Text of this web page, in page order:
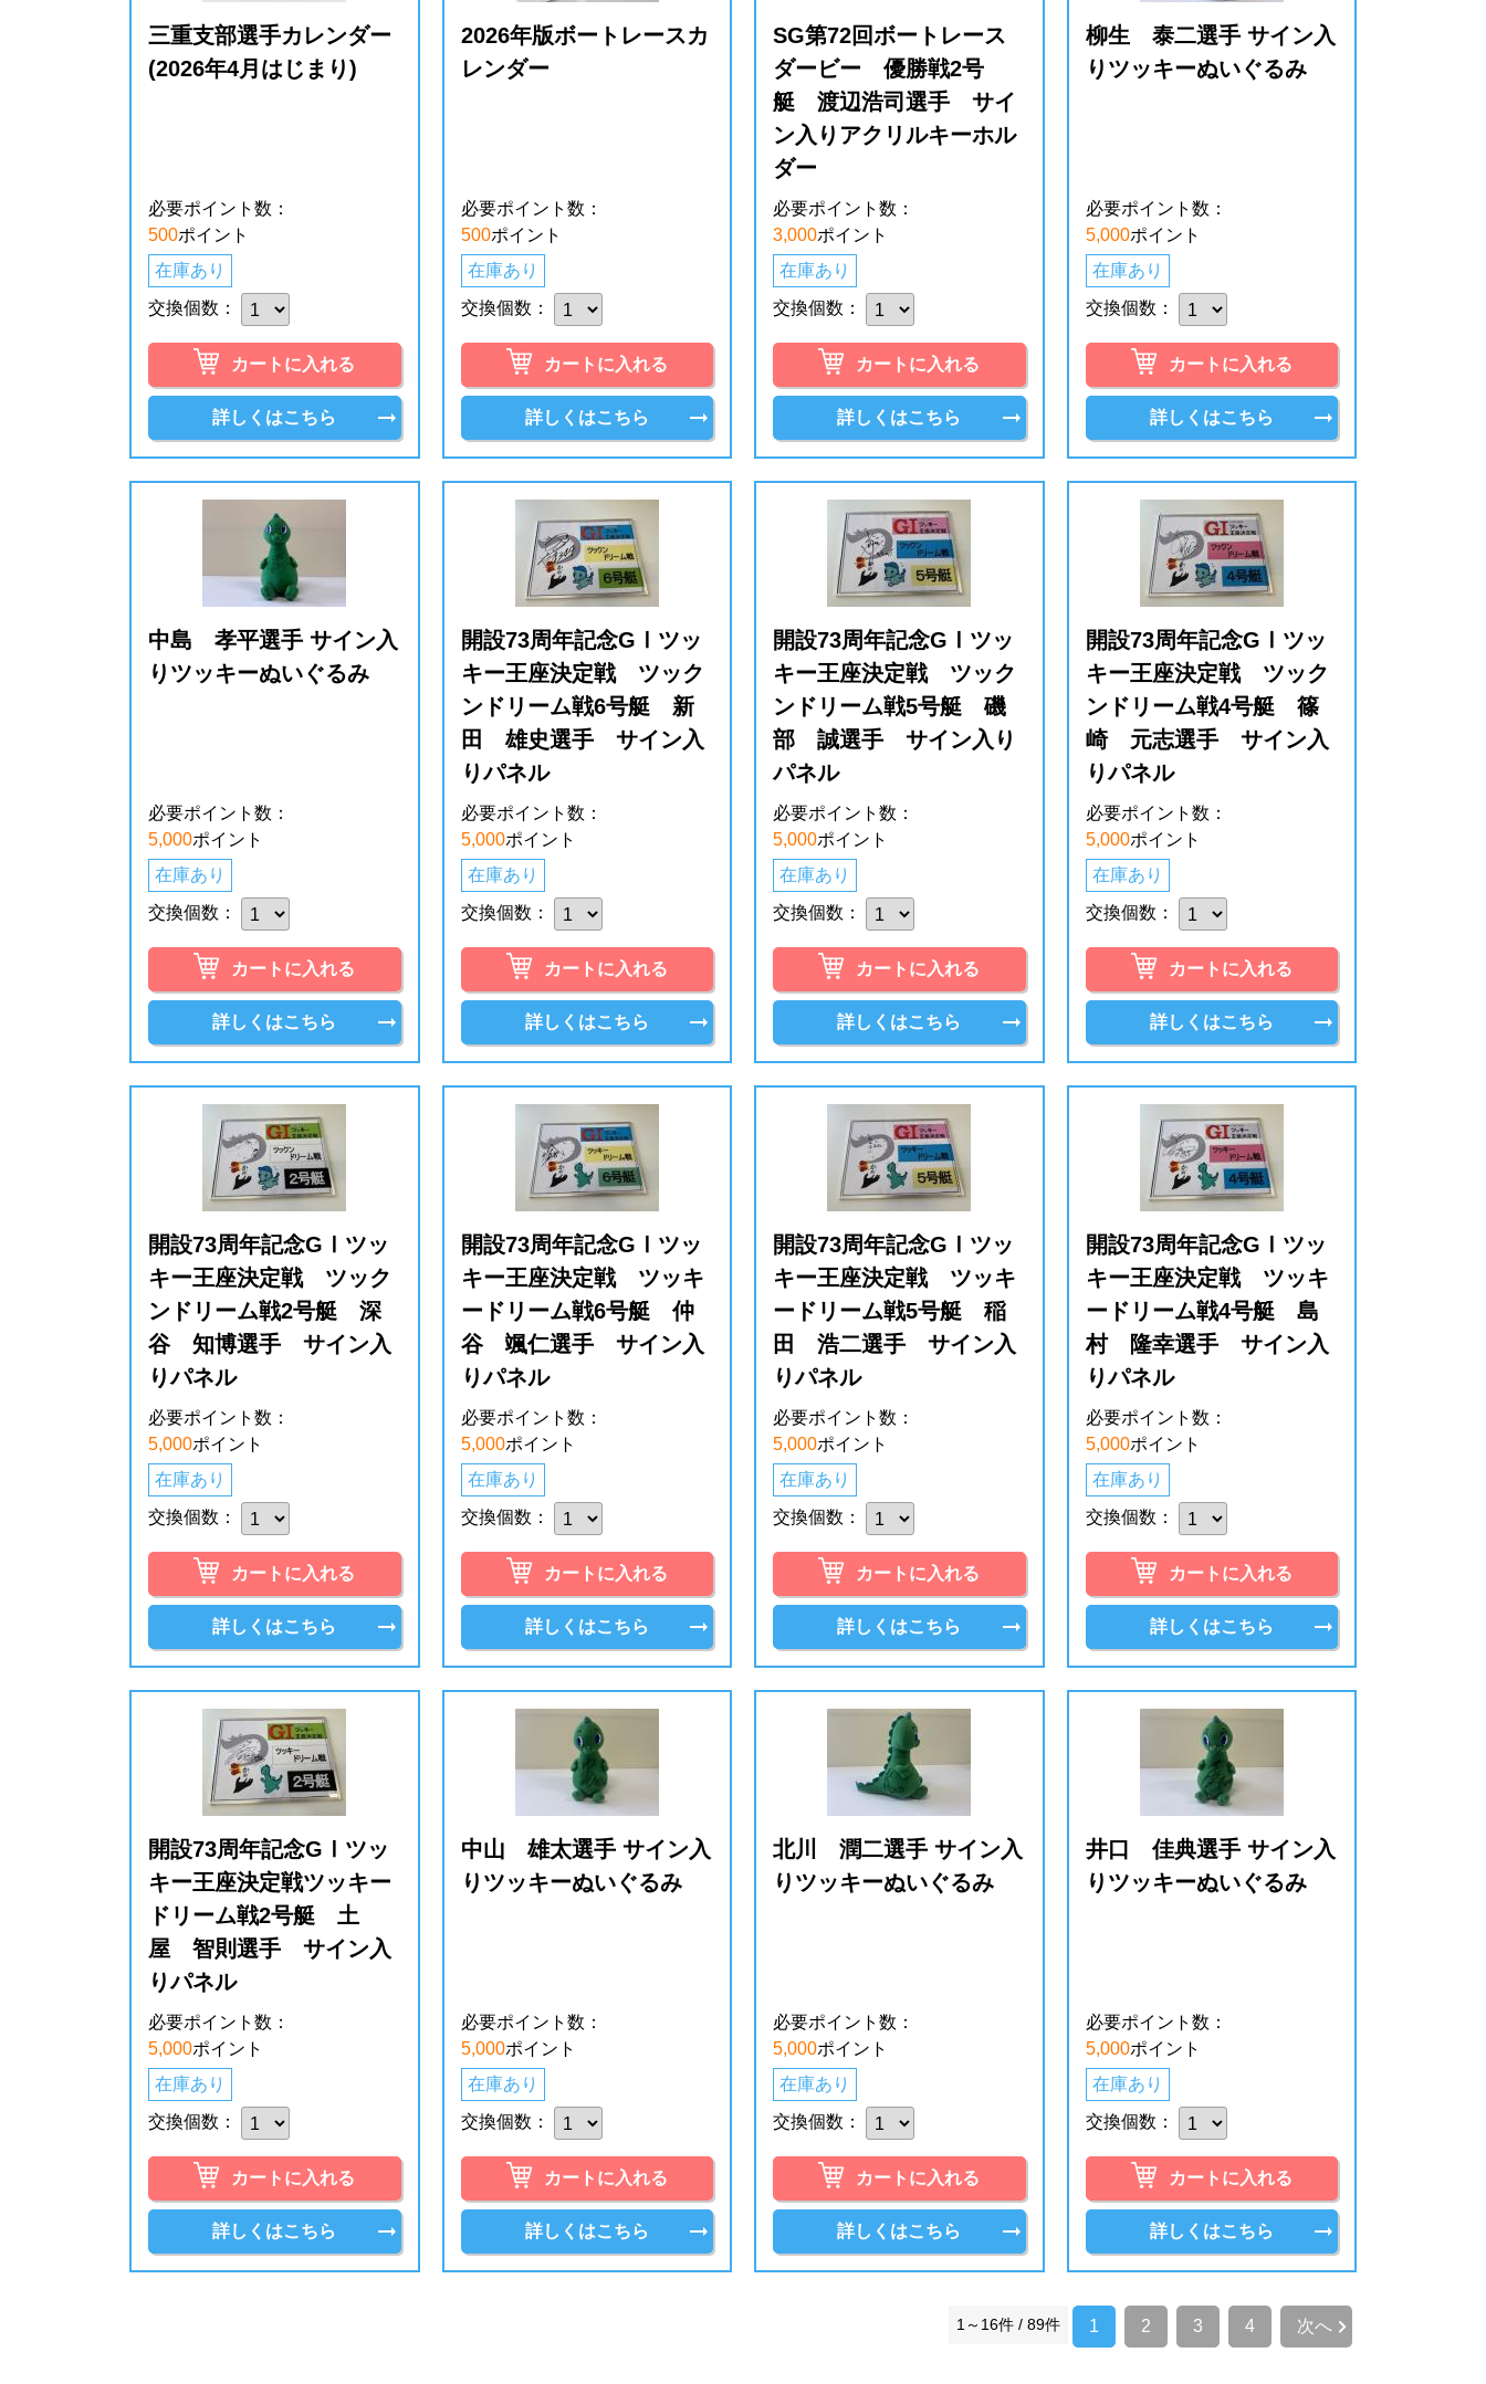
三重支部選手カレンダー
(2026年4月はじまり)
必要ポイント数：
500ポイント
在庫あり
交換個数：
カートに入れる
詳しくはこちら
2026年版ボートレースカ
レンダー
必要ポイント数：
500ポイント
在庫あり
交換個数：
カートに入れる
詳しくはこちら
SG第72回ボートレース
ダービー 優勝戦2号
艇 渡辺浩司選手 サイ
ン入りアクリルキーホル
ダー
必要ポイント数：
3,000ポイント
在庫あり
交換個数：
カートに入れる
詳しくはこちら
柳生 泰二選手 サイン入
りツッキーぬいぐるみ
必要ポイント数：
5,000ポイント
在庫あり
交換個数：
カートに入れる
詳しくはこちら
中島 孝平選手 サイン入
りツッキーぬいぐるみ
必要ポイント数：
5,000ポイント
在庫あり
交換個数：
カートに入れる
詳しくはこちら
開設73周年記念GⅠツッ
キー王座決定戦 ツック
ンドリーム戦6号艇 新
田 雄史選手 サイン入
りパネル
必要ポイント数：
5,000ポイント
在庫あり
交換個数：
カートに入れる
詳しくはこちら
開設73周年記念GⅠツッ
キー王座決定戦 ツック
ンドリーム戦5号艇 磯
部 誠選手 サイン入り
パネル
必要ポイント数：
5,000ポイント
在庫あり
交換個数：
カートに入れる
詳しくはこちら
開設73周年記念GⅠツッ
キー王座決定戦 ツック
ンドリーム戦4号艇 篠
崎 元志選手 サイン入
りパネル
必要ポイント数：
5,000ポイント
在庫あり
交換個数：
カートに入れる
詳しくはこちら
開設73周年記念GⅠツッ
キー王座決定戦 ツック
ンドリーム戦2号艇 深
谷 知博選手 サイン入
りパネル
必要ポイント数：
5,000ポイント
在庫あり
交換個数：
カートに入れる
詳しくはこちら
開設73周年記念GⅠツッ
キー王座決定戦 ツッキ
ードリーム戦6号艇 仲
谷 颯仁選手 サイン入
りパネル
必要ポイント数：
5,000ポイント
在庫あり
交換個数：
カートに入れる
詳しくはこちら
開設73周年記念GⅠツッ
キー王座決定戦 ツッキ
ードリーム戦5号艇 稲
田 浩二選手 サイン入
りパネル
必要ポイント数：
5,000ポイント
在庫あり
交換個数：
カートに入れる
詳しくはこちら
開設73周年記念GⅠツッ
キー王座決定戦 ツッキ
ードリーム戦4号艇 島
村 隆幸選手 サイン入
りパネル
必要ポイント数：
5,000ポイント
在庫あり
交換個数：
カートに入れる
詳しくはこちら
開設73周年記念GⅠツッ
キー王座決定戦ツッキー
ドリーム戦2号艇 土
屋 智則選手 サイン入
りパネル
必要ポイント数：
5,000ポイント
在庫あり
交換個数：
カートに入れる
詳しくはこちら
中山 雄太選手 サイン入
りツッキーぬいぐるみ
必要ポイント数：
5,000ポイント
在庫あり
交換個数：
カートに入れる
詳しくはこちら
北川 潤二選手 サイン入
りツッキーぬいぐるみ
必要ポイント数：
5,000ポイント
在庫あり
交換個数：
カートに入れる
詳しくはこちら
井口 佳典選手 サイン入
りツッキーぬいぐるみ
必要ポイント数：
5,000ポイント
在庫あり
交換個数：
カートに入れる
詳しくはこちら
1～16件 / 89件 1 2 3 4 次へ